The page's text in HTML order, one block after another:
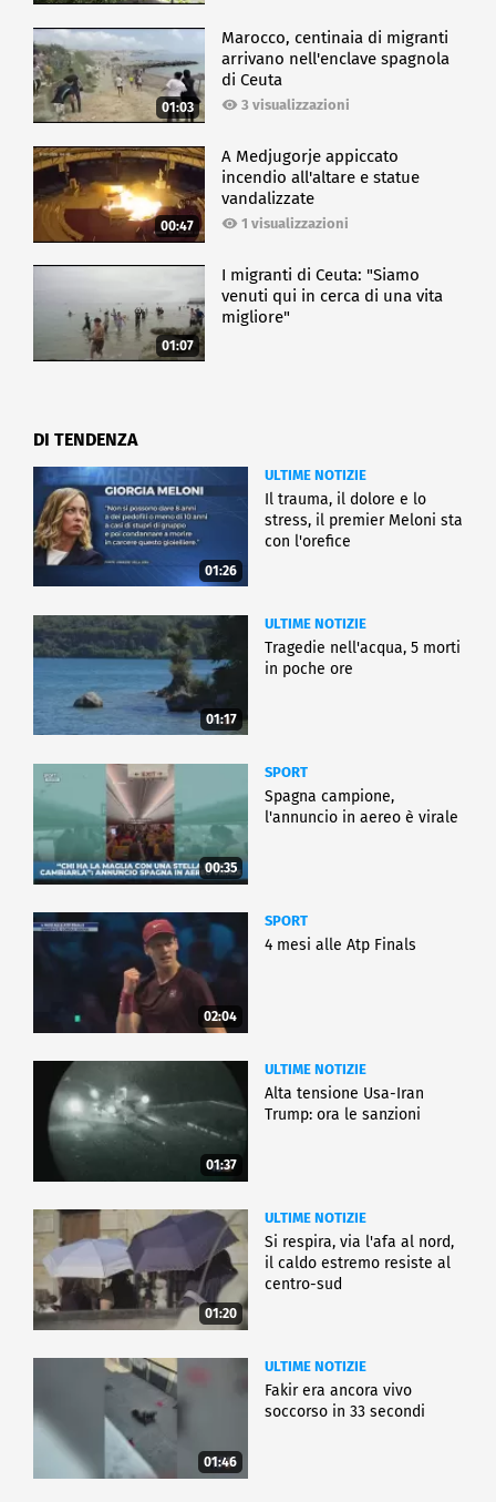
01:03
Marocco, centinaia di migranti
arrivano nell'enclave spagnola
di Ceuta
3 visualizzazioni
00:47
A Medjugorje appiccato
incendio all'altare e statue
vandalizzate
1 visualizzazioni
01:07
I migranti di Ceuta: "Siamo
venuti qui in cerca di una vita
migliore"
DI TENDENZA
01:26
ULTIME NOTIZIE
Il trauma, il dolore e lo
stress, il premier Meloni sta
con l'orefice
01:17
ULTIME NOTIZIE
Tragedie nell'acqua, 5 morti
in poche ore
00:35
SPORT
Spagna campione,
l'annuncio in aereo è virale
02:04
SPORT
4 mesi alle Atp Finals
01:37
ULTIME NOTIZIE
Alta tensione Usa-Iran
Trump: ora le sanzioni
01:20
ULTIME NOTIZIE
Si respira, via l'afa al nord,
il caldo estremo resiste al
centro-sud
01:46
ULTIME NOTIZIE
Fakir era ancora vivo
soccorso in 33 secondi